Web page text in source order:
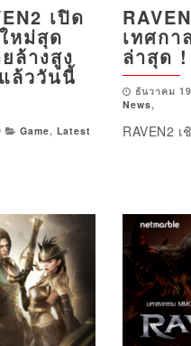
เปิด
หม่สุด
ล้างสูง
ล้ววันนี้
Game, Latest
เทศกา
ล่าสุด !
ธันวาคม
News,
RAVEN2